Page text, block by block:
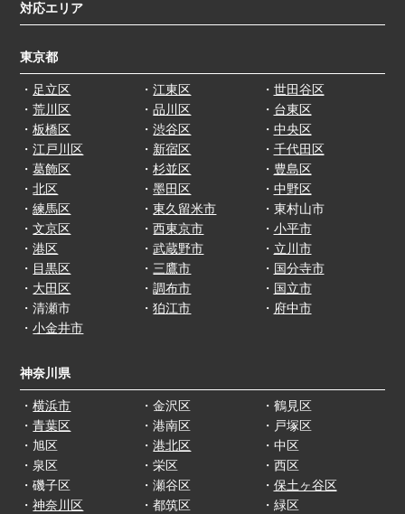
対応エリア
東京都
・ 足立区
・荒川区
・板橋区
・江戸川区
・葛飾区
・北区
・江東区
・品川区
・渋谷区
・ 新宿区
・杉並区
・墨田区
・ 世田谷区
・ 台東区
・ 中央区
・ 千代田区
・ 豊島区
・ 中野区
・練馬区
・文京区
・港区
・ 目黒区
・ 大田区
・清瀬市
・東久留米市
・西東京市
・武蔵野市
・三鷹市
・調布市
・狛江市
・東村山市
・ 小平市
・ 立川市
・ 国分寺市
・ 国立市
・ 府中市
・小金井市
神奈川県
・横浜市
・青葉区
・旭区
・泉区
・磯子区
・神奈川区
・金沢区
・港南区
・港北区
・栄区
・瀬谷区
・都筑区
・鶴見区
・戸塚区
・中区
・西区
・ 保土ヶ谷区
・緑区